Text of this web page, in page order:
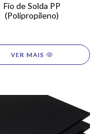
Fio de Solda PP
(Polipropileno)